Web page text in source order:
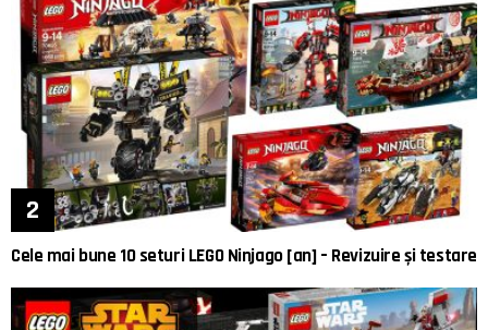
Cele mai bune 10 seturi LEGO Ninjago [an] – Revizuire și testare